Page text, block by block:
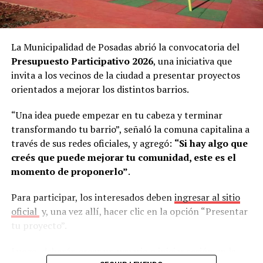
caso de no contar con personas que cumplan las
condiciones requeridas, abren una
convocatoria
públicamediante las redes sociales y la página web del
municipio.
Según Abrazian, este sistema permite resolver uno de
los mayores problemas que enfrentan actualmente las
“Hoy es muy complejo. Cada vez que abrís una búsqueda,
sea presencial o digital, llegan muchísimos perfiles.
Muchas empresas no tienen un equipo de recursos
humanos y, aun teniéndolo, es muy difícil hacer frente a
esa cantidad de postulaciones”, señaló.
En ese contexto, afirmó que la Oficina de Empleo se
convierte en un aliado para simplificar el proceso.
En tanto, en representación del sindicato, se
apersonaron: el secretario general de Soemp
Hugo
Rivero, el secretario de organización gremialMarcelo
Javier Álvez, el tesoreroHugo Cabrera Bogadoy el
asesor legalWalter Duarte.
La Municipalidad de Posadas abrió la convocatoria del
Presupuesto Participativo 2026, una iniciativa que
invita a los vecinos de la ciudad a presentar proyectos
orientados a mejorar los distintos barrios.
“Una idea puede empezar en tu cabeza y terminar
transformando tu barrio”, señaló la comuna capitalina a
través de sus redes oficiales, y agregó: “Si hay algo que
creés que puede mejorar tu comunidad, este es el
momento de proponerlo”.
Para participar, los interesados debeningresar al sitio
oficial y, una vez allí, hacer clic en la opción “Presentar
tu proyecto”.